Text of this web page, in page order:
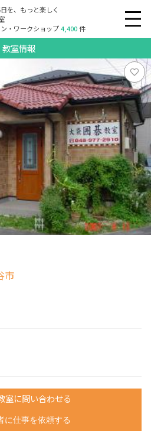
を、もっと楽しく
・ワークショップ4,400件
教室情報
市
室に問い合わせる
に仕事を依頼する